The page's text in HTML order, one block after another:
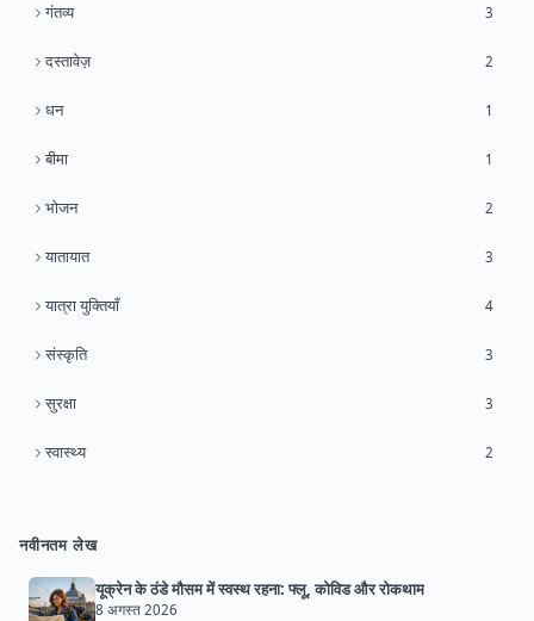
गंतव्य 3
दस्तावेज़ 2
धन 1
बीमा 1
भोजन 2
यातायात 3
यात्रा युक्तियाँ 4
संस्कृति 3
सुरक्षा 3
स्वास्थ्य 2
नवीनतम लेख
यूक्रेन के ठंडे मौसम में स्वस्थ रहना: फ्लू, कोविड और रोकथाम
8 अगस्त 2026